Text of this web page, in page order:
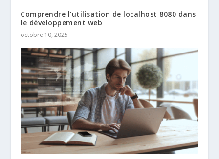
Comprendre l’utilisation de localhost 8080 dans
le développement web
octobre 10, 2025